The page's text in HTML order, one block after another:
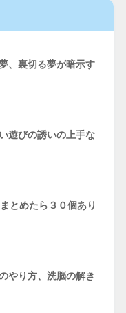
、裏切る夢が暗示す
遊びの誘いの上手な
とめたら３０個あり
やり方、洗脳の解き